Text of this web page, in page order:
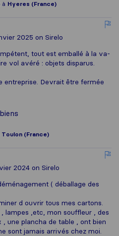
à Hyeres (France)
2025 on Sirelo
tout est emballé à la va-
vol avéré : objets disparus.
entreprise. Devrait être fermée
Toulon (France)
2024 on Sirelo
( déballage des
d ouvrir tous mes cartons.
lampes ,etc, mon souffleur , des
une plancha de table , ont bien
sont jamais arrivés chez moi.